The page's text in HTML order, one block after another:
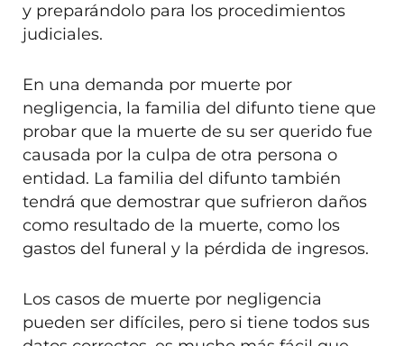
y preparándolo para los procedimientos
judiciales.
En una demanda por muerte por
negligencia, la familia del difunto tiene que
probar que la muerte de su ser querido fue
causada por la culpa de otra persona o
entidad. La familia del difunto también
tendrá que demostrar que sufrieron daños
como resultado de la muerte, como los
gastos del funeral y la pérdida de ingresos.
Los casos de muerte por negligencia
pueden ser difíciles, pero si tiene todos sus